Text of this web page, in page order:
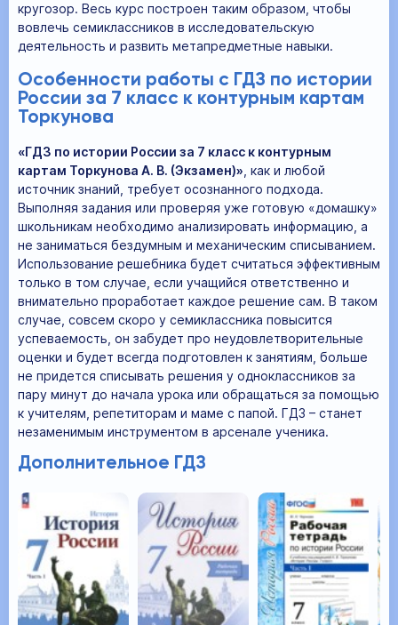
кругозор. Весь курс построен таким образом, чтобы
вовлечь семиклассников в исследовательскую
деятельность и развить метапредметные навыки.
Особенности работы с ГДЗ по истории
России за 7 класс к контурным картам
Торкунова
«ГДЗ по истории России за 7 класс к контурным
картам Торкунова А. В. (Экзамен)» , как и любой
источник знаний, требует осознанного подхода.
Выполняя задания или проверяя уже готовую «домашку»
школьникам необходимо анализировать информацию, а
не заниматься бездумным и механическим списыванием.
Использование решебника будет считаться эффективным
только в том случае, если учащийся ответственно и
внимательно проработает каждое решение сам. В таком
случае, совсем скоро у семиклассника повысится
успеваемость, он забудет про неудовлетворительные
оценки и будет всегда подготовлен к занятиям, больше
не придется списывать решения у одноклассников за
пару минут до начала урока или обращаться за помощью
к учителям, репетиторам и маме с папой. ГДЗ – станет
незаменимым инструментом в арсенале ученика.
Дополнительное ГДЗ